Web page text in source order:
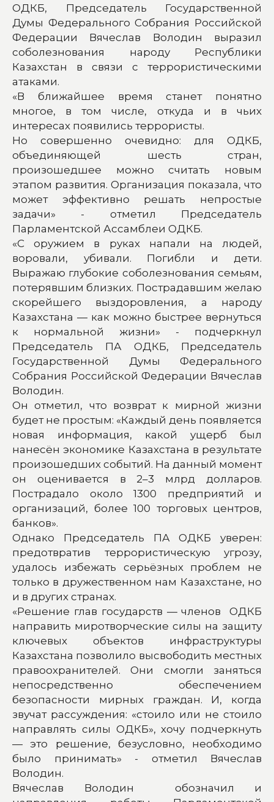
ОДКБ, Председатель Государственной
Думы Федерального Собрания Российской
Федерации Вячеслав Володин выразил
соболезнования народу Республики
Казахстан в связи с террористическими
атаками.
«В ближайшее время станет понятно
многое, в том числе, откуда и в чьих
интересах появились террористы.
Но совершенно очевидно: для ОДКБ,
объединяющей шесть стран,
произошедшее можно считать новым
этапом развития. Организация показала, что
может эффективно решать непростые
задачи» - отметил Председатель
Парламентской Ассамблеи ОДКБ.
«С оружием в руках напали на людей,
воровали, убивали. Погибли и дети.
Выражаю глубокие соболезнования семьям,
потерявшим близких. Пострадавшим желаю
скорейшего выздоровления, а народу
Казахстана — как можно быстрее вернуться
к нормальной жизни» - подчеркнул
Председатель ПА ОДКБ, Председатель
Государственной Думы Федерального
Собрания Российской Федерации Вячеслав
Володин.
Он отметил, что возврат к мирной жизни
будет не простым: «Каждый день появляется
новая информация, какой ущерб был
нанесён экономике Казахстана в результате
произошедших событий. На данный момент
он оценивается в 2–3 млрд долларов.
Пострадало около 1300 предприятий и
организаций, более 100 торговых центров,
банков».
Однако Председатель ПА ОДКБ уверен:
предотвратив террористическую угрозу,
удалось избежать серьёзных проблем не
только в дружественном нам Казахстане, но
и в других странах.
«Решение глав государств — членов ОДКБ
направить миротворческие силы на защиту
ключевых объектов инфраструктуры
Казахстана позволило высвободить местных
правоохранителей. Они смогли заняться
непосредственно обеспечением
безопасности мирных граждан. И, когда
звучат рассуждения: «стоило или не стоило
направлять силы ОДКБ», хочу подчеркнуть
— это решение, безусловно, необходимо
было принимать» - отметил Вячеслав
Володин.
Вячеслав Володин обозначил и